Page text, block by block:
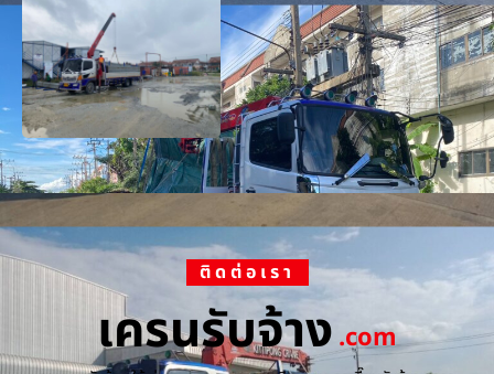
ติดต่อเรา
เครนรับจ้าง.com